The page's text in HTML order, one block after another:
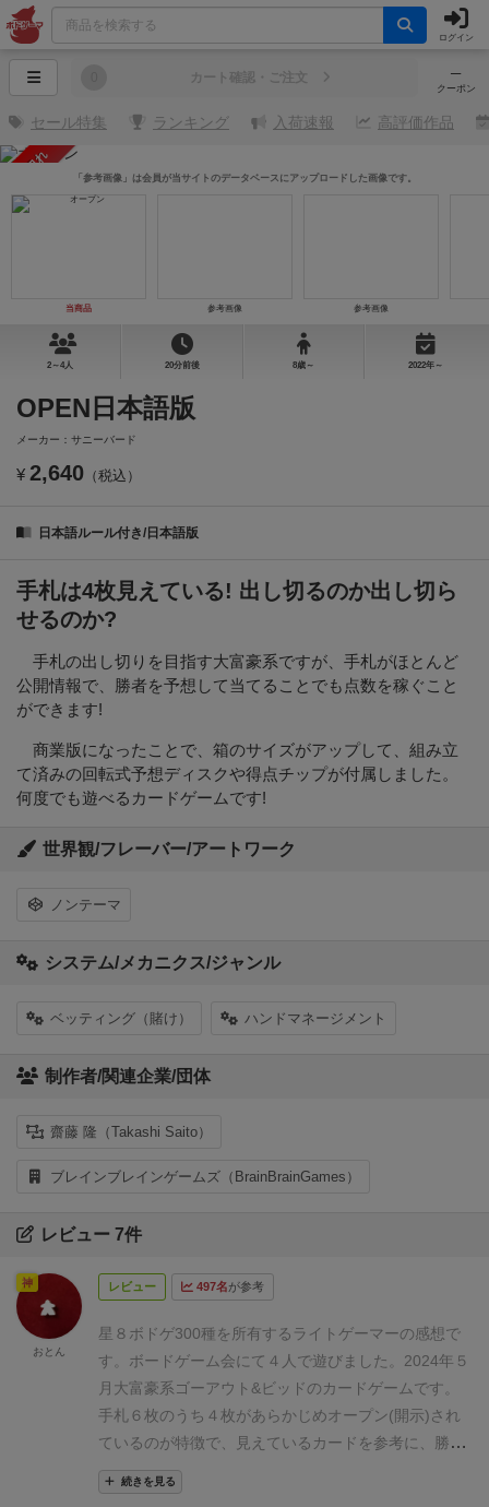
ログイン
─
クーポン
カート確認・ご注文
セール特集 ランキング 入荷速報 高評価作品
売り切れ
当商品 参考画像 参考画像
「参考画像」は会員が当サイトのデータベースにアップロードした画像です。
2～4人 20分前後 8歳～ 2022年～
OPEN日本語版
メーカー：サニーバード
¥ 2,640 （税込）
日本語ルール付き/日本語版
手札は4枚見えている! 出し切るのか出し切ら
せるのか?
手札の出し切りを目指す大富豪系ですが、手札がほとんど
公開情報で、勝者を予想して当てることでも点数を稼ぐこと
ができます!
商業版になったことで、箱のサイズがアップして、組み立
て済みの回転式予想ディスクや得点チップが付属しました。
何度でも遊べるカードゲームです!
世界観/フレーバー/アートワーク
ノンテーマ
システム/メカニクス/ジャンル
ベッティング（賭け） ハンドマネージメント
制作者/関連企業/団体
齋藤 隆（Takashi Saito）
ブレインブレインゲームズ（BrainBrainGames）
レビュー 7件
レビュー 497名が参考
星８ ボドゲ300種を所有するライトゲーマーの感想で
す。ボードゲーム会にて４人で遊びました。2024年５
月 大富豪系ゴーアウト&ビッドのカードゲームです。
手札６枚のうち４枚があらかじめオープン(開示)され
ているのが特徴で、見えているカードを参考に、勝ち
そうな人にビッド(賭け)もします。早上がりの得点と
ビッド的中の得点を合算し、規定の点数に到達すると
続きを見る
神
おとん